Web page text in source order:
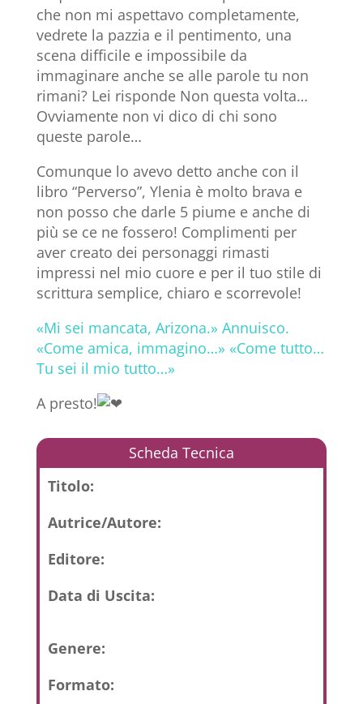
che non mi aspettavo completamente,
vedrete la pazzia e il pentimento, una
scena difficile e impossibile da
immaginare anche se alle parole tu non
rimani? Lei risponde Non questa volta…
Ovviamente non vi dico di chi sono
queste parole…
Comunque lo avevo detto anche con il
libro “Perverso”, Ylenia è molto brava e
non posso che darle 5 piume e anche di
più se ce ne fossero! Complimenti per
aver creato dei personaggi rimasti
impressi nel mio cuore e per il tuo stile di
scrittura semplice, chiaro e scorrevole!
«Mi sei mancata, Arizona.» Annuisco.
«Come amica, immagino…» «Come tutto…
Tu sei il mio tutto…»
A presto!
Scheda Tecnica
Titolo:
Autrice/Autore:
Editore:
Data di Uscita:
Genere:
Formato: